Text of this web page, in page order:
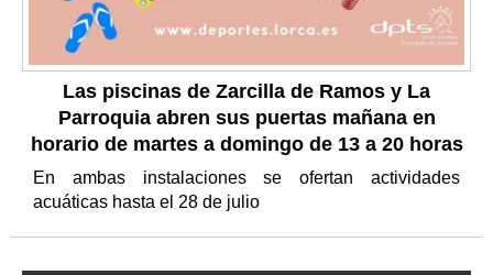
Las piscinas de Zarcilla de Ramos y La
Parroquia abren sus puertas mañana en
horario de martes a domingo de 13 a 20 horas
En ambas instalaciones se ofertan actividades
acuáticas hasta el 28 de julio